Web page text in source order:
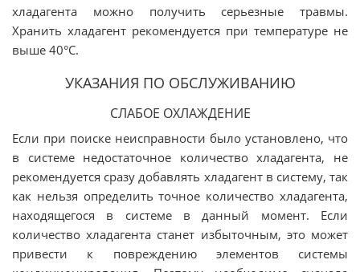
хладагента можно получить серьезные травмы.
Хранить хладагент рекомендуется при температуре не
выше 40°C.
УКАЗАНИЯ ПО ОБСЛУЖИВАНИЮ
СЛАБОЕ ОХЛАЖДЕНИЕ
Если при поиске неисправности было установлено, что
в системе недостаточное количество хладагента, не
рекомендуется сразу добавлять хладагент в систему, так
как нельзя определить точное количество хладагента,
находящегося в системе в данный момент. Если
количество хладагента станет избыточным, это может
привести к повреждению элементов системы